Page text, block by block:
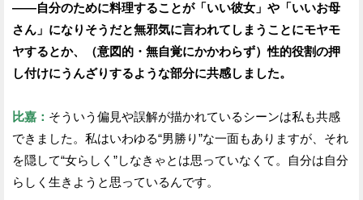
——自分のために料理することが「いい彼女」や「いいお母
さん」になりそうだと無邪気に言われてしまうことにモヤモ
ヤするとか、（意図的・無自覚にかかわらず）性的役割の押
し付けにうんざりするような部分に共感しました。
比嘉： そういう偏見や誤解が描かれているシーンは私も共感
できました。私はいわゆる“男勝り”な一面もありますが、それ
を隠して“女らしく”しなきゃとは思っていなくて。自分は自分
らしく生きようと思っているんです。